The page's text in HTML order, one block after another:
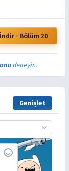
- Bölüm 20
deneyin.
Genişlet